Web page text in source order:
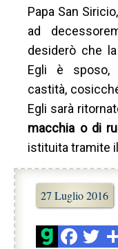
Papa San
ad
desiderò che
Egli è sposo,
castità,
Egli sarà
macchia o di
istituita tramite
27 Luglio 2016